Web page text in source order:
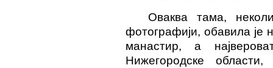
Оваква тама,
фотографији, обавила је
манастир, а
Нижегородске